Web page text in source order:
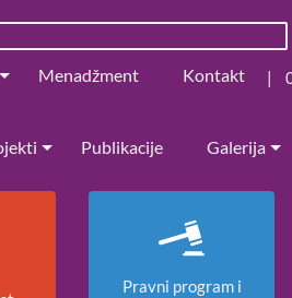
Menadžment Kontakt |
Publikacije Galerija
Pravni program i